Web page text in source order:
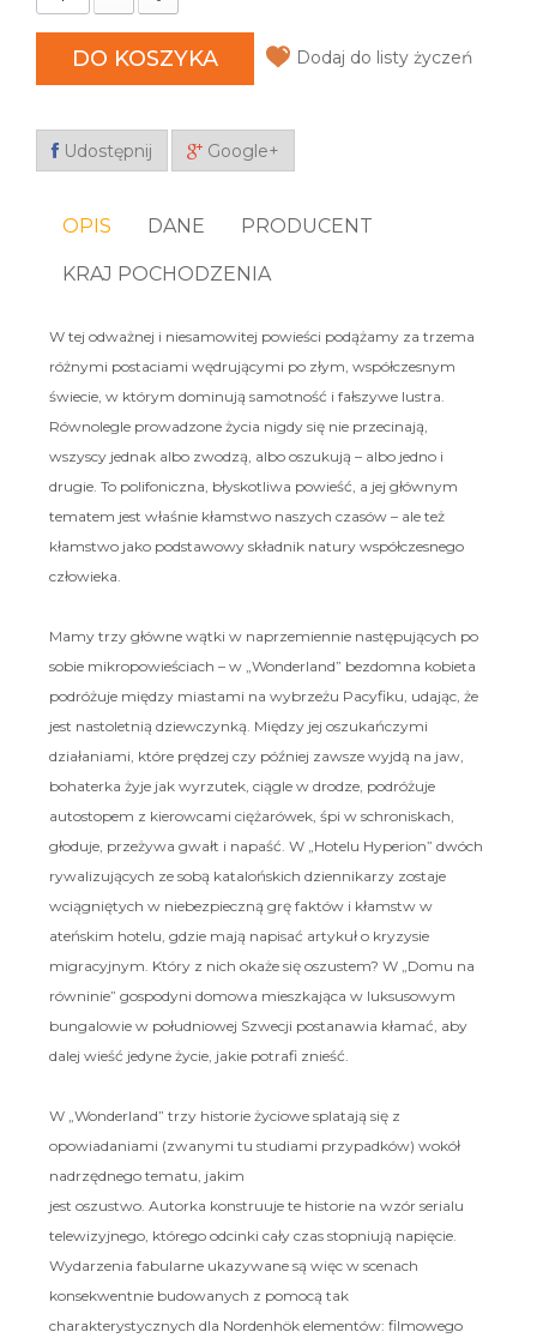
DO KOSZYKA Dodaj do listy życzeń
Udostępnij Google+
OPIS DANE PRODUCENT
KRAJ POCHODZENIA
W tej odważnej i niesamowitej powieści podążamy za trzema
różnymi postaciami wędrującymi po złym, współczesnym
świecie, w którym dominują samotność i fałszywe lustra.
Równolegle prowadzone życia nigdy się nie przecinają,
wszyscy jednak albo zwodzą, albo oszukują – albo jedno i
drugie. To polifoniczna, błyskotliwa powieść, a jej głównym
tematem jest właśnie kłamstwo naszych czasów – ale też
kłamstwo jako podstawowy składnik natury współczesnego
człowieka.
Mamy trzy główne wątki w naprzemiennie następujących po
sobie mikropowieściach – w „Wonderland” bezdomna kobieta
podróżuje między miastami na wybrzeżu Pacyfiku, udając, że
jest nastoletnią dziewczynką. Między jej oszukańczymi
działaniami, które prędzej czy później zawsze wyjdą na jaw,
bohaterka żyje jak wyrzutek, ciągle w drodze, podróżuje
autostopem z kierowcami ciężarówek, śpi w schroniskach,
głoduje, przeżywa gwałt i napaść. W „Hotelu Hyperion” dwóch
rywalizujących ze sobą katalońskich dziennikarzy zostaje
wciągniętych w niebezpieczną grę faktów i kłamstw w
ateńskim hotelu, gdzie mają napisać artykuł o kryzysie
migracyjnym. Który z nich okaże się oszustem? W „Domu na
równinie” gospodyni domowa mieszkająca w luksusowym
bungalowie w południowej Szwecji postanawia kłamać, aby
dalej wieść jedyne życie, jakie potrafi znieść.
W „Wonderland” trzy historie życiowe splatają się z
opowiadaniami (zwanymi tu studiami przypadków) wokół
nadrzędnego tematu, jakim
jest oszustwo. Autorka konstruuje te historie na wzór serialu
telewizyjnego, którego odcinki cały czas stopniują napięcie.
Wydarzenia fabularne ukazywane są więc w scenach
konsekwentnie budowanych z pomocą tak
charakterystycznych dla Nordenhök elementów: filmowego